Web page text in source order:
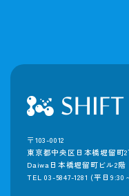
〒103-0012
東京都中央区日本橋堀留町2
Daiwa日本橋堀留町ビル2階
TEL 03-5847-1281 (平日9:30